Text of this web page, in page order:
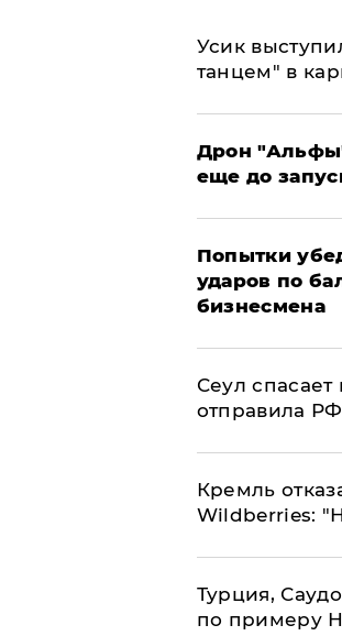
Усик
танцем" в
Дрон
еще до
Попытки
ударов по
бизнесмена
​Сеул
отправила
Кремль
Wildberries:
Турция,
по примеру